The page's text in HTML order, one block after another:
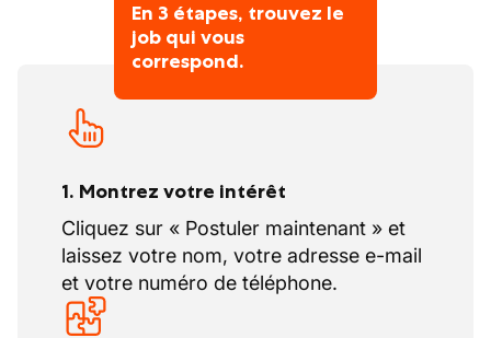
En 3 étapes, trouvez le
job qui vous
correspond.
1. Montrez votre intérêt
Cliquez sur « Postuler maintenant » et
laissez votre nom, votre adresse e-mail
et votre numéro de téléphone.